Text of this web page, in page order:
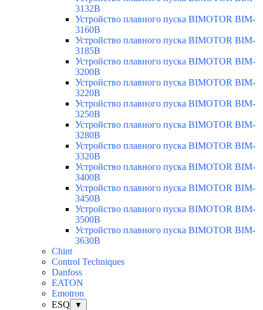
3132B
Устройство плавного пуска BIMOTOR BIM-
3160B
Устройство плавного пуска BIMOTOR BIM-
3185B
Устройство плавного пуска BIMOTOR BIM-
3200B
Устройство плавного пуска BIMOTOR BIM-
3220B
Устройство плавного пуска BIMOTOR BIM-
3250B
Устройство плавного пуска BIMOTOR BIM-
3280B
Устройство плавного пуска BIMOTOR BIM-
3320B
Устройство плавного пуска BIMOTOR BIM-
3400B
Устройство плавного пуска BIMOTOR BIM-
3450B
Устройство плавного пуска BIMOTOR BIM-
3500B
Устройство плавного пуска BIMOTOR BIM-
3630B
Chint
Control Techniques
Danfoss
EATON
Emotron
ESQ
▼